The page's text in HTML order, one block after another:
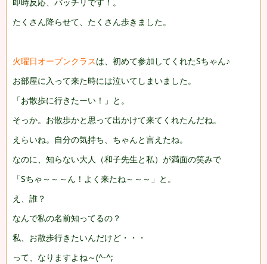
即時反応、バッチリです！。
たくさん降らせて、たくさん歩きました。
火曜日オープンクラスは、初めて参加してくれたSちゃん♪
お部屋に入って来た時には泣いてしまいました。
「お散歩に行きたーい！」と。
そっか。お散歩かと思って出かけて来てくれたんだね。
えらいね。自分の気持ち、ちゃんと言えたね。
なのに、知らない大人（和子先生と私）が満面の笑みで
「Sちゃ～～～ん！よく来たね～～～」と。
え、誰？
なんで私の名前知ってるの？
私、お散歩行きたいんだけど・・・
って、なりますよね～(^-^;